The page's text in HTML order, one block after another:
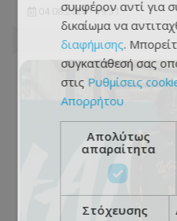
04.08.2026 - 19:31
συμφέρον αντί για
δικαίωμα να
διαφήμισης.
συγκατάθεσή σας
στις Ρυθμίσεις
Απορρήτου
Απολύτως
απαραίτητα
Στόχευσης